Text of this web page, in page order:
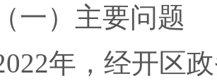
（一）主要问题
年，经开区